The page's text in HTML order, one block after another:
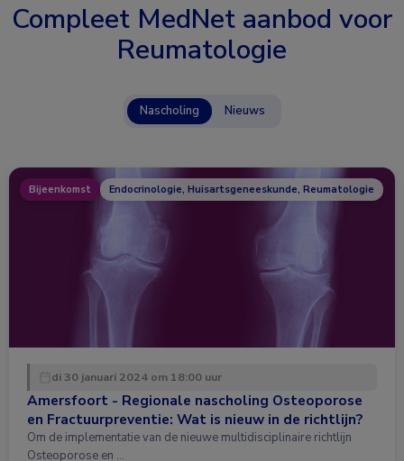
Compleet MedNet aanbod voor
Reumatologie
Nascholing Nieuws
Bijeenkomst Endocrinologie, Huisartsgeneeskunde, Reumatologie
di 30 januari 2024 om 18:00 uur
Amersfoort - Regionale nascholing Osteoporose
en Fractuurpreventie: Wat is nieuw in de richtlijn?
Om de implementatie van de nieuwe multidisciplinaire richtlijn
Osteoporose en …